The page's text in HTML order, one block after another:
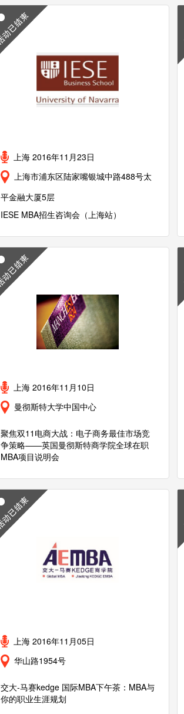
上海 2016年11月23日
上海市浦东区陆家嘴银城中路488号太
平金融大厦5层
IESE MBA招生咨询会（上海站）
上海 2016年11月10日
曼彻斯特大学中国中心
聚焦双11电商大战：电子商务最佳市场竞
争策略——英国曼彻斯特商学院全球在职
MBA项目说明会
上海 2016年11月05日
华山路1954号
交大-马赛kedge 国际MBA下午茶：MBA与
你的职业生涯规划